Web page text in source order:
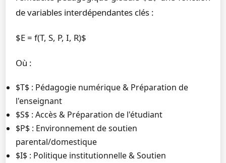
de variables interdépendantes clés :
$E = f(T, S, P, I, R)$
Où :
$T$ : Pédagogie numérique & Préparation de
l'enseignant
$S$ : Accès & Préparation de l'étudiant
$P$ : Environnement de soutien
parental/domestique
$I$ : Politique institutionnelle & Soutien